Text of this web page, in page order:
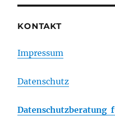
KONTAKT
Impressum
Datenschutz
Datenschutzberatung